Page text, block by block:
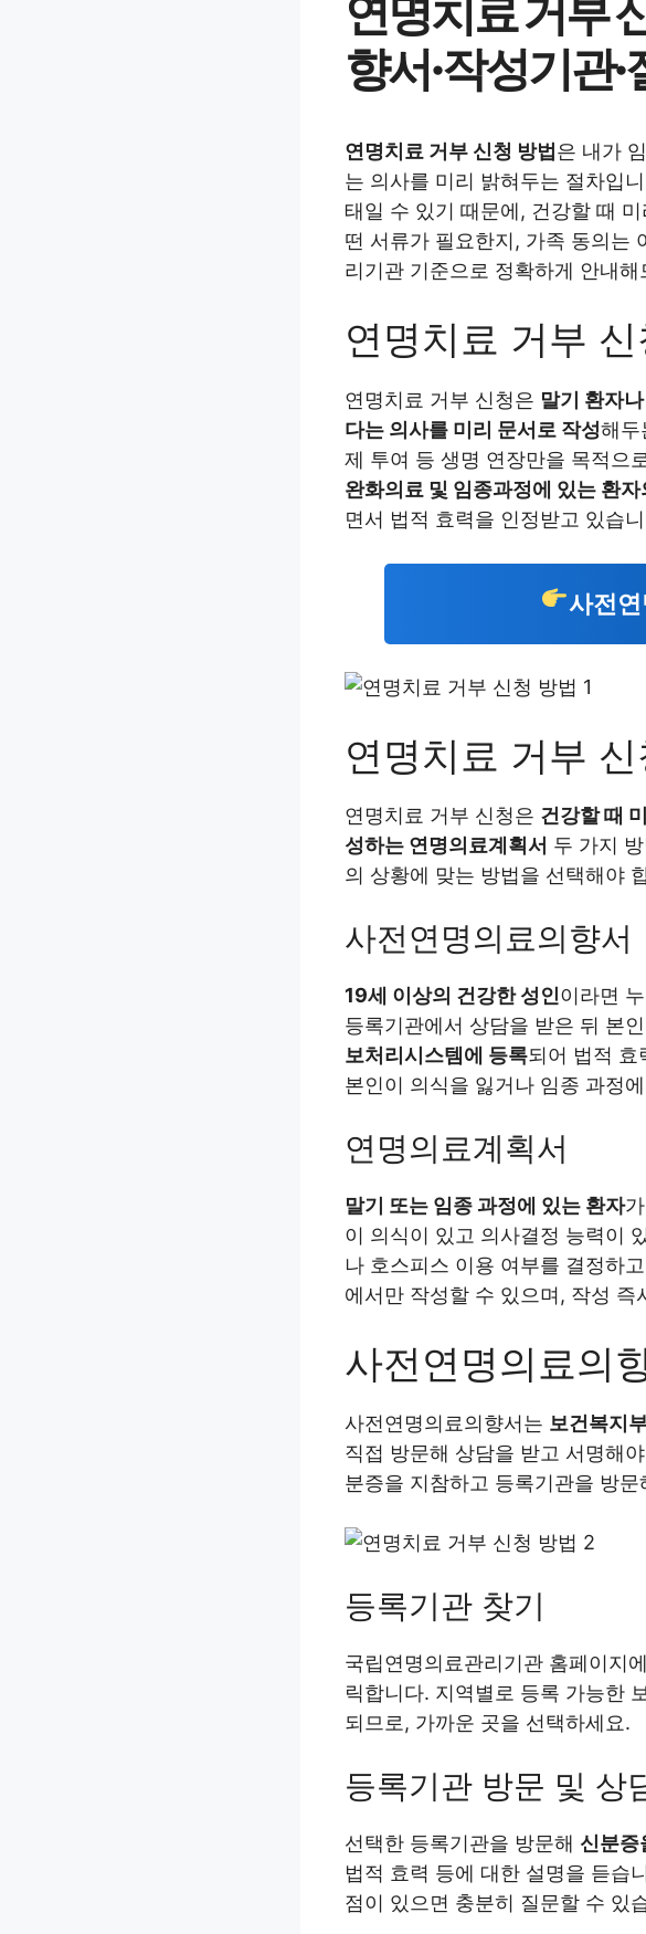
연명치료 거부
향서·작성기관
연명치료 거부 신청 방법 은 내가
는 의사를 미리 밝혀두는 절차입
태일 수 있기 때문에, 건강할 때
떤 서류가 필요한지, 가족 동의는
리기관 기준으로 정확하게 안내해
연명치료 거부
연명치료 거부 신청은 말기 환자
다는 의사를 미리 문서로 작성해두
제 투여 등 생명 연장만을 목적으
완화의료 및 임종과정에 있는 환
면서 법적 효력을 인정받고 있습
사전
연명치료 거부
연명치료 거부 신청은 건강할 때
성하는 연명의료계획서 두 가지
의 상황에 맞는 방법을 선택해야
사전연명의료의향서
19세 이상의 건강한 성인이라면
등록기관에서 상담을 받은 뒤 본
보처리시스템에 등록되어 법적 효
본인이 의식을 잃거나 임종 과정
연명의료계획서
말기 또는 임종 과정에 있는 환자
이 의식이 있고 의사결정 능력이
나 호스피스 이용 여부를 결정하
에서만 작성할 수 있으며, 작성 즉
사전연명의료의
사전연명의료의향서는 보건복지
직접 방문해 상담을 받고 서명해
분증을 지참하고 등록기관을 방문
등록기관 찾기
국립연명의료관리기관 홈페이지
릭합니다. 지역별로 등록 가능한
되므로, 가까운 곳을 선택하세요.
등록기관 방문 및 상
선택한 등록기관을 방문해 신분증
법적 효력 등에 대한 설명을 듣습
점이 있으면 충분히 질문할 수 있